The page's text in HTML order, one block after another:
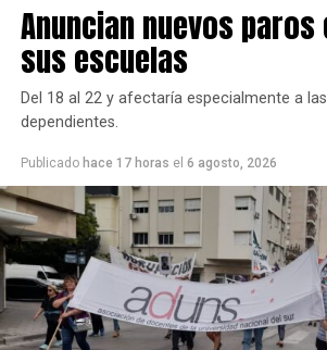
Anuncian nuevos paros
sus escuelas
Del 18 al 22 y afectaría especialmente a
dependientes.
Publicado hace 17 horas el 6 agosto, 2026